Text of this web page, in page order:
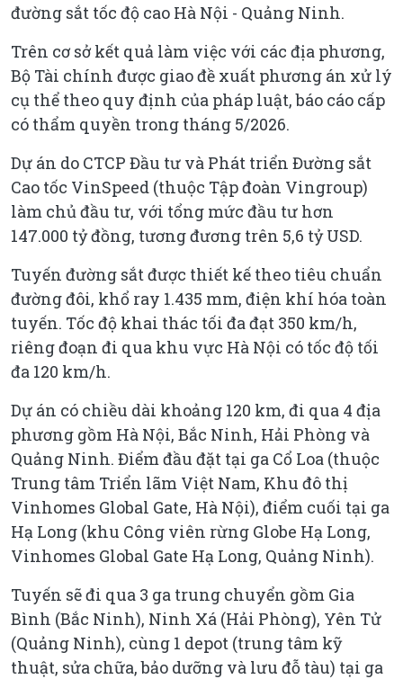
đường sắt tốc độ cao Hà Nội - Quảng Ninh.
Trên cơ sở kết quả làm việc với các địa phương,
Bộ Tài chính được giao đề xuất phương án xử lý
cụ thể theo quy định của pháp luật, báo cáo cấp
có thẩm quyền trong tháng 5/2026.
Dự án do CTCP Đầu tư và Phát triển Đường sắt
Cao tốc VinSpeed (thuộc Tập đoàn Vingroup)
làm chủ đầu tư, với tổng mức đầu tư hơn
147.000 tỷ đồng, tương đương trên 5,6 tỷ USD.
Tuyến đường sắt được thiết kế theo tiêu chuẩn
đường đôi, khổ ray 1.435 mm, điện khí hóa toàn
tuyến. Tốc độ khai thác tối đa đạt 350 km/h,
riêng đoạn đi qua khu vực Hà Nội có tốc độ tối
đa 120 km/h.
Dự án có chiều dài khoảng 120 km, đi qua 4 địa
phương gồm Hà Nội, Bắc Ninh, Hải Phòng và
Quảng Ninh. Điểm đầu đặt tại ga Cổ Loa (thuộc
Trung tâm Triển lãm Việt Nam, Khu đô thị
Vinhomes Global Gate, Hà Nội), điểm cuối tại ga
Hạ Long (khu Công viên rừng Globe Hạ Long,
Vinhomes Global Gate Hạ Long, Quảng Ninh).
Tuyến sẽ đi qua 3 ga trung chuyển gồm Gia
Bình (Bắc Ninh), Ninh Xá (Hải Phòng), Yên Tử
(Quảng Ninh), cùng 1 depot (trung tâm kỹ
thuật, sửa chữa, bảo dưỡng và lưu đỗ tàu) tại ga